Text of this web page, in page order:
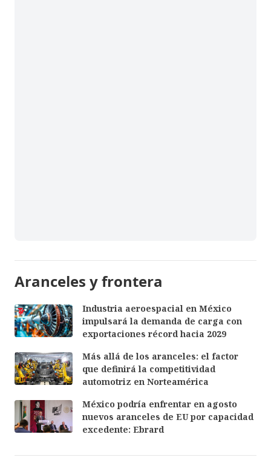
Aranceles y frontera
Industria aeroespacial en México
impulsará la demanda de carga con
exportaciones récord hacia 2029
Más allá de los aranceles: el factor
que definirá la competitividad
automotriz en Norteamérica
México podría enfrentar en agosto
nuevos aranceles de EU por capacidad
excedente: Ebrard